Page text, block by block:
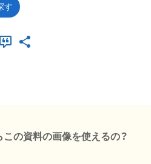
す
この資料の画像を使えるの？